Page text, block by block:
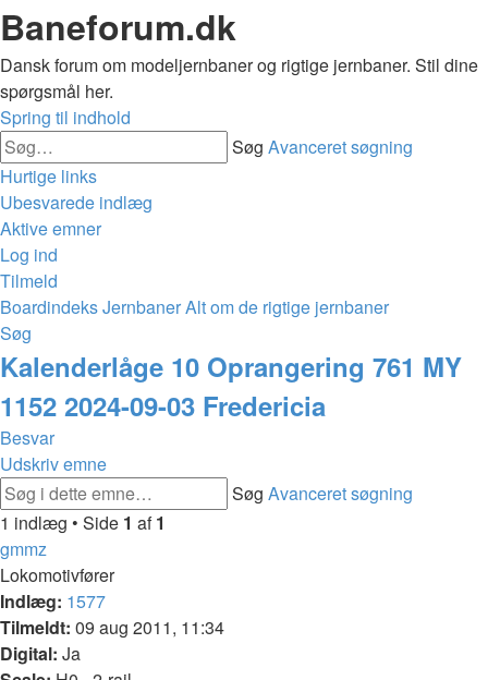
Baneforum.dk
Dansk forum om modeljernbaner og rigtige jernbaner. Stil dine
spørgsmål her.
Spring til indhold
Søg Avanceret søgning
Hurtige links
Ubesvarede indlæg
Aktive emner
Log ind
Tilmeld
BoardindeksJernbanerAlt om de rigtige jernbaner
Søg
Kalenderlåge 10 Oprangering 761 MY
1152 2024-09-03 Fredericia
Besvar
Udskriv emne
Søg Avanceret søgning
1 indlæg • Side 1 af1
gmmz
Lokomotivfører
Indlæg: 1577
Tilmeldt: 09 aug 2011, 11:34
Digital: Ja